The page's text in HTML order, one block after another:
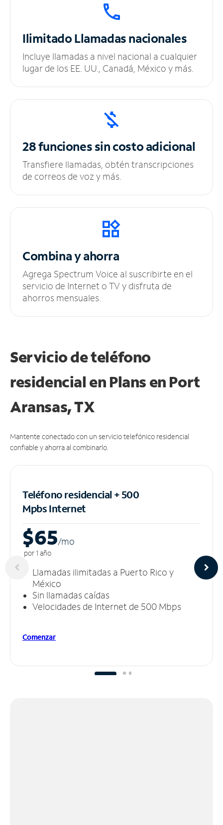
IlimitadoLlamadas nacionales
Incluye llamadas a nivel nacional a cualquier
lugar de los EE. UU., Canadá, México y más.
28 funciones sincosto adicional
Transfiere llamadas, obtén transcripciones
de correos de voz y más.
Combina y ahorra
Agrega Spectrum Voice al suscribirte en el
servicio de Internet o TV y disfruta de
ahorros mensuales.
Servicio de teléfono
residencial en Plans en Port
Aransas, TX
Mantente conectado con un servicio telefónico residencial
confiable y ahorra al combinarlo.
Teléfono residencial + 500
MpbsInternet
$65/mo
por 1 año
Llamadas ilimitadas a Puerto Rico y
México
Sin llamadas caídas
Velocidades de Internet de 500 Mbps
Comenzar